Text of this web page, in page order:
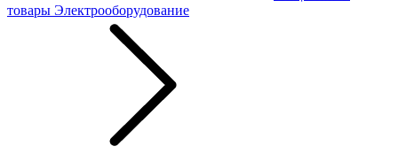
товары Электрооборудование